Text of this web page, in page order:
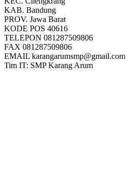
KAB. Bandung
PROV. Jawa Barat
KODE POS 40616
TELEPON 081287509806
FAX 081287509806
EMAIL karangarumsmp@gmail.com
Tim IT: SMP Karang Arum